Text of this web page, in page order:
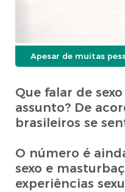
Apesar de muitas
Que falar de
assunto? De
brasileiros se
O número é
sexo e
experiências